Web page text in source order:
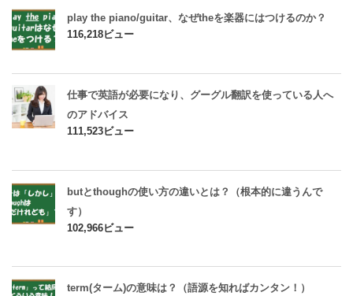
play the piano/guitar、なぜtheを楽器にはつけるのか？
116,218ビュー
仕事で英語が必要になり、グーグル翻訳を使っている人へ
のアドバイス
111,523ビュー
butとthoughの使い方の違いとは？（根本的に違うんで
す）
102,966ビュー
term(ターム)の意味は？（語源を知ればカンタン！）